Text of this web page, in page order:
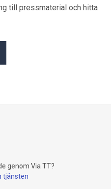
till pressmaterial och hitta
genom Via TT?
tjänsten